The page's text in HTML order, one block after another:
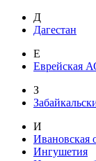
Д
Дагестан
Е
Еврейская
З
И
Ивановская
Ингушетия